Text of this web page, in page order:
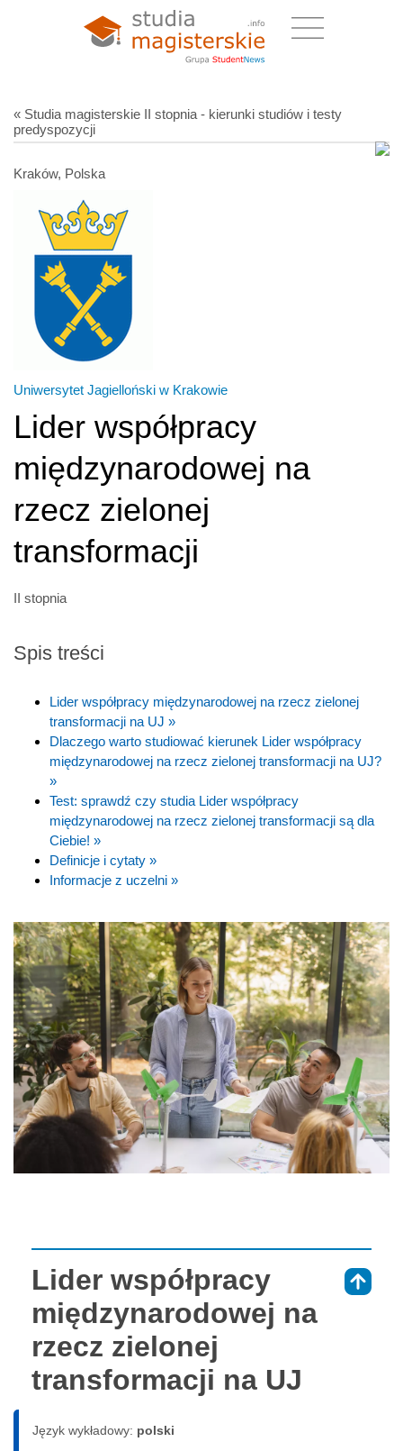
« Studia magisterskie II stopnia - kierunki studiów i testy
predyspozycji
Kraków, Polska
Uniwersytet Jagielloński w Krakowie
Lider współpracy
międzynarodowej na
rzecz zielonej
transformacji
II stopnia
Spis treści
Lider współpracy międzynarodowej na rzecz zielonej
transformacji na UJ »
Dlaczego warto studiować kierunek Lider współpracy
międzynarodowej na rzecz zielonej transformacji na UJ?
»
Test: sprawdź czy studia Lider współpracy
międzynarodowej na rzecz zielonej transformacji są dla
Ciebie! »
Definicje i cytaty »
Informacje z uczelni »
Lider współpracy
międzynarodowej na
rzecz zielonej
transformacji na UJ
Język wykładowy: polski